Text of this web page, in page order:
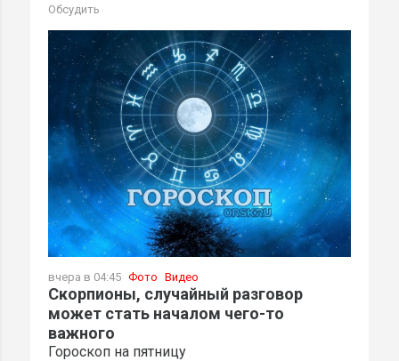
Обсудить
вчера в 04:45 Фото Видео
Скорпионы, случайный разговор
может стать началом чего-то
важного
Гороскоп на пятницу